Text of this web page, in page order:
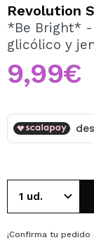
Al crear una
tus compras
Revolution
*Be Bright* -
glicólico y
9,99€
¡Confirma tu pedido